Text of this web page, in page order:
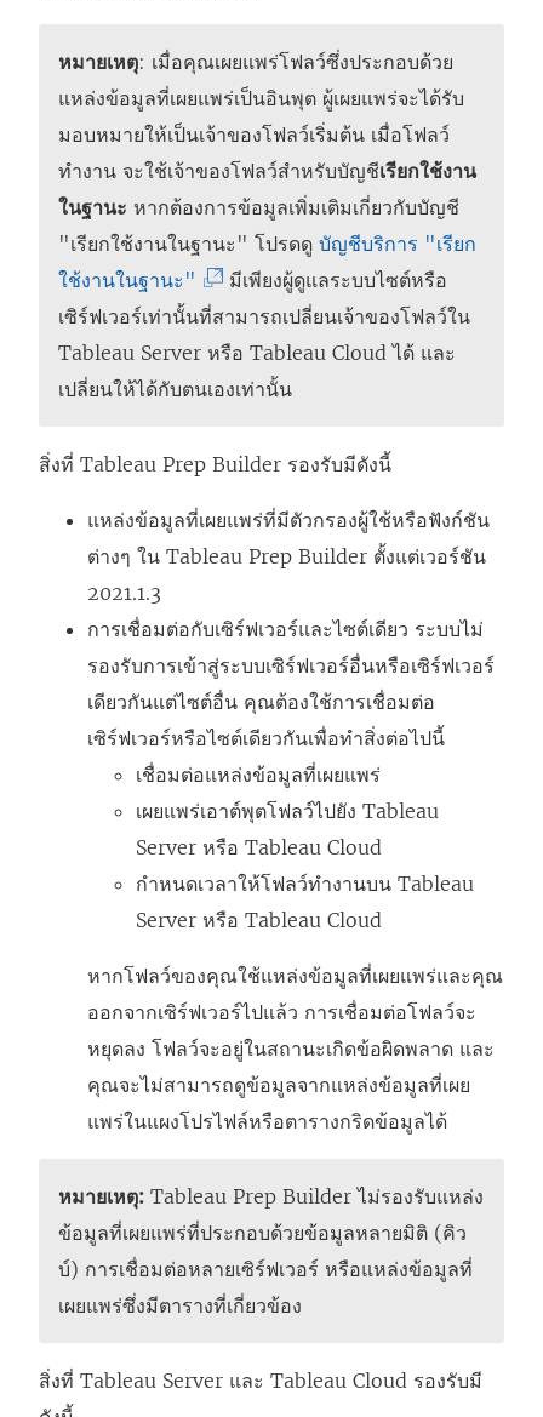
หมายเหตุ: เมื่อคุณเผยแพร่โฟลว์ซึ่งประกอบด้วย
แหล่งข้อมูลที่เผยแพร่เป็นอินพุต ผู้เผยแพร่จะได้รับ
มอบหมายให้เป็นเจ้าของโฟลว์เริ่มต้น เมื่อโฟลว์
ทำงาน จะใช้เจ้าของโฟลว์สำหรับบัญชีเรียกใช้งาน
ในฐานะ หากต้องการข้อมูลเพิ่มเติมเกี่ยวกับบัญชี
"เรียกใช้งานในฐานะ" โปรดดู บัญชีบริการ "เรียก
ใช้งานในฐานะ"
ลิ
ง
ก์
ะ
ปิ
ด
น
ห
น้
า
ต่
า
ใ
ห
ม่
)
มีเพียงผู้ดูแลระบบไซต์หรือ
เซิร์ฟเวอร์เท่านั้นที่สามารถเปลี่ยนเจ้าของโฟลว์ใน
Tableau Server หรือ Tableau Cloud ได้ และ
เปลี่ยนให้ได้กับตนเองเท่านั้น
สิ่งที่ Tableau Prep Builder รองรับมีดังนี้
แหล่งข้อมูลที่เผยแพร่ที่มีตัวกรองผู้ใช้หรือฟังก์ชัน
ต่างๆ ใน Tableau Prep Builder ตั้งแต่เวอร์ชัน
2021.1.3
การเชื่อมต่อกับเซิร์ฟเวอร์และไซต์เดียว ระบบไม่
รองรับการเข้าสู่ระบบเซิร์ฟเวอร์อื่นหรือเซิร์ฟเวอร์
เดียวกันแต่ไซต์อื่น คุณต้องใช้การเชื่อมต่อ
เซิร์ฟเวอร์หรือไซต์เดียวกันเพื่อทำสิ่งต่อไปนี้
เชื่อมต่อแหล่งข้อมูลที่เผยแพร่
เผยแพร่เอาต์พุตโฟลว์ไปยัง Tableau
Server หรือ Tableau Cloud
กำหนดเวลาให้โฟลว์ทำงานบน Tableau
Server หรือ Tableau Cloud
หากโฟลว์ของคุณใช้แหล่งข้อมูลที่เผยแพร่และคุณ
ออกจากเซิร์ฟเวอร์ไปแล้ว การเชื่อมต่อโฟลว์จะ
หยุดลง โฟลว์จะอยู่ในสถานะเกิดข้อผิดพลาด และ
คุณจะไม่สามารถดูข้อมูลจากแหล่งข้อมูลที่เผย
แพร่ในแผงโปรไฟล์หรือตารางกริดข้อมูลได้
หมายเหตุ: Tableau Prep Builder ไม่รองรับแหล่ง
ข้อมูลที่เผยแพร่ที่ประกอบด้วยข้อมูลหลายมิติ (คิว
บ์) การเชื่อมต่อหลายเซิร์ฟเวอร์ หรือแหล่งข้อมูลที่
เผยแพร่ซึ่งมีตารางที่เกี่ยวข้อง
สิ่งที่ Tableau Server และ Tableau Cloud รองรับมี